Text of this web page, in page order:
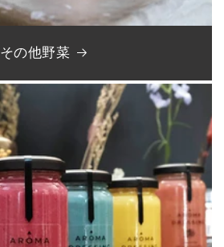
その他野菜